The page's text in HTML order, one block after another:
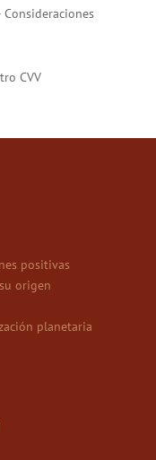
CVV
positivas
origen
planetaria